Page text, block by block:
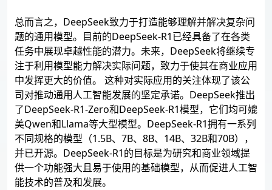
总而言之，DeepSeek致力于打造能够理解并解决复杂问
题的通用模型。目前的DeepSeek-R1已经具备了在各类
任务中展现卓越性能的潜力。未来，DeepSeek将继续专
注于利用模型能力解决实际问题，致力于使其在商业应用
中发挥更大的价值。 这种对实际应用的关注体现了该公
司对推动通用人工智能发展的坚定承诺。DeepSeek推出
了DeepSeek-R1-Zero和DeepSeek-R1模型，它们均可媲
美Qwen和Llama等大型模型。DeepSeek-R1拥有一系列
不同规格的模型（1.5B、7B、8B、14B、32B和70B），
并已开源。DeepSeek-R1的目标是为研究和商业领域提
供一个功能强大且易于使用的基础模型，从而促进人工智
能技术的普及和发展。